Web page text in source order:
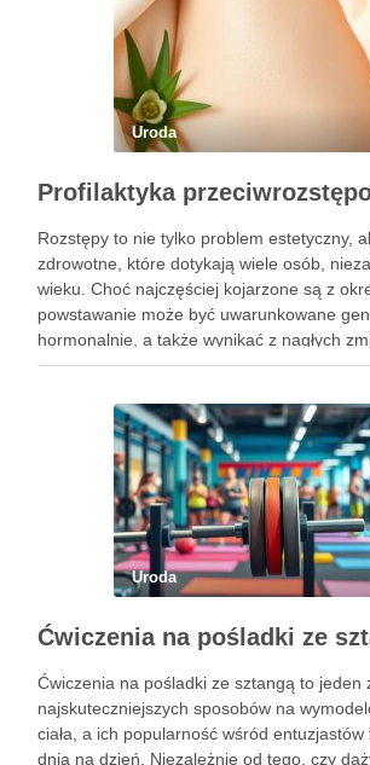
Uroda
Rozstępy to nie tylko problem estetyczny,
zdrowotne, które dotykają wiele osób,
wieku. Choć najczęściej kojarzone są z
powstawanie może być uwarunkowane
hormonalnie, a także wynikać z nagłych
kluczowe jest, aby już od najmłodszych
Uroda
Ćwiczenia na pośladki ze sztangą to jeden
najskuteczniejszych sposobów na
ciała, a ich popularność wśród
dnia na dzień. Niezależnie od tego, czy